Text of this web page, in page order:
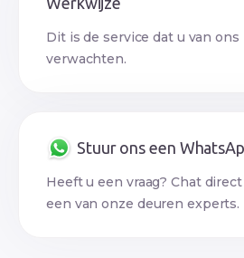
Dit is de service dat u van
verwachten.
Stuur ons een
Heeft u een vraag? Chat
een van onze deuren experts.